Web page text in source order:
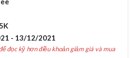
- 13/12/2021
đọc kỹ hơn điều khoản giảm giá và mua